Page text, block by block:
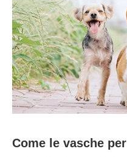
Come le vasche